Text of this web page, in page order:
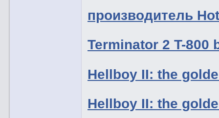
производитель
Terminator 2 T-800
Hellboy II: the
Hellboy II: the